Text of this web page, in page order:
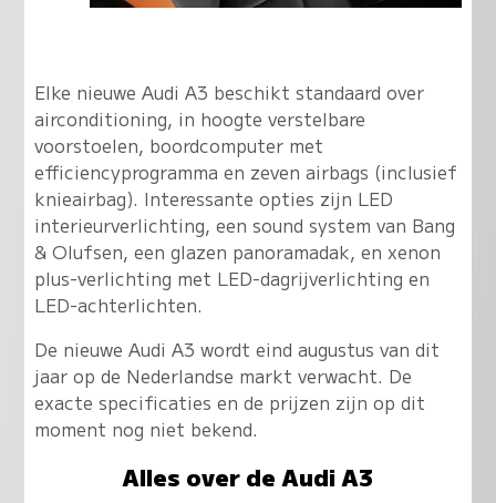
Elke nieuwe Audi A3 beschikt standaard over
airconditioning, in hoogte verstelbare
voorstoelen, boordcomputer met
efficiencyprogramma en zeven airbags (inclusief
knieairbag). Interessante opties zijn LED
interieurverlichting, een sound system van Bang
& Olufsen, een glazen panoramadak, en xenon
plus-verlichting met LED-dagrijverlichting en
LED-achterlichten.
De nieuwe Audi A3 wordt eind augustus van dit
jaar op de Nederlandse markt verwacht. De
exacte specificaties en de prijzen zijn op dit
moment nog niet bekend.
Alles over de Audi A3